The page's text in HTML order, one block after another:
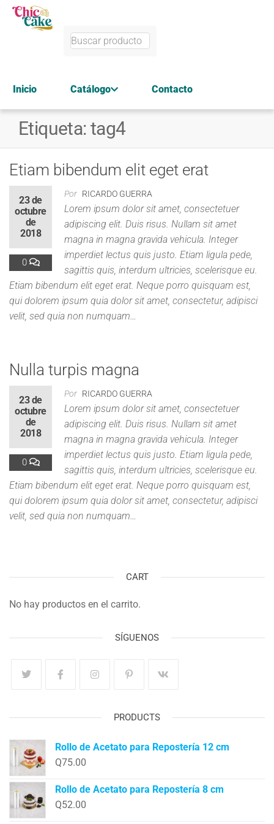
Inicio Catálogo Contacto
Etiqueta:tag4
Etiam bibendum elit eget erat
Por RICARDO GUERRA
23 de
octubre
de
2018
0
Lorem ipsum dolor sit amet, consectetuer
adipiscing elit. Duis risus. Nullam sit amet
magna in magna gravida vehicula. Integer
imperdiet lectus quis justo. Etiam ligula pede,
sagittis quis, interdum ultricies, scelerisque eu.
Etiam bibendum elit eget erat. Neque porro quisquam est,
qui dolorem ipsum quia dolor sit amet, consectetur, adipisci
velit, sed quia non numquam…
Nulla turpis magna
Por RICARDO GUERRA
23 de
octubre
de
2018
0
Lorem ipsum dolor sit amet, consectetuer
adipiscing elit. Duis risus. Nullam sit amet
magna in magna gravida vehicula. Integer
imperdiet lectus quis justo. Etiam ligula pede,
sagittis quis, interdum ultricies, scelerisque eu.
Etiam bibendum elit eget erat. Neque porro quisquam est,
qui dolorem ipsum quia dolor sit amet, consectetur, adipisci
velit, sed quia non numquam…
CART
No hay productos en el carrito.
SÍGUENOS
PRODUCTS
Rollo de Acetato para Repostería 12 cm
Q75.00
Rollo de Acetato para Repostería 8 cm
Q52.00